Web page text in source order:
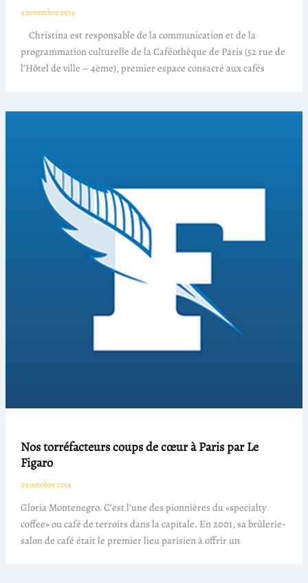
4 novembre 2014
Christina est responsable de la communication et de la
programmation culturelle de la Caféothèque de Paris (52 rue de
l’Hôtel de ville – 4ème), premier espace consacré aux cafés
Nos torréfacteurs coups de cœur à Paris par Le
Figaro
29 octobre 2014
Gloria Montenegro. C’est l’une des pionnières du «specialty
coffee» ou café de terroirs dans la capitale. En 2001, sa brûlerie-
salon de café était le premier lieu parisien à offrir un